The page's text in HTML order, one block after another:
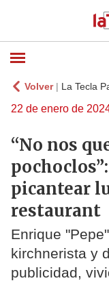
Volver| La Tecla
22 de enero de
“No nos
picantear
restaurant
Enrique
kirchnerista y
publicidad,